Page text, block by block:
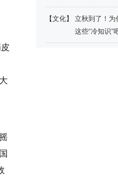
【文化】
立秋到了！为
这些“冷知识”